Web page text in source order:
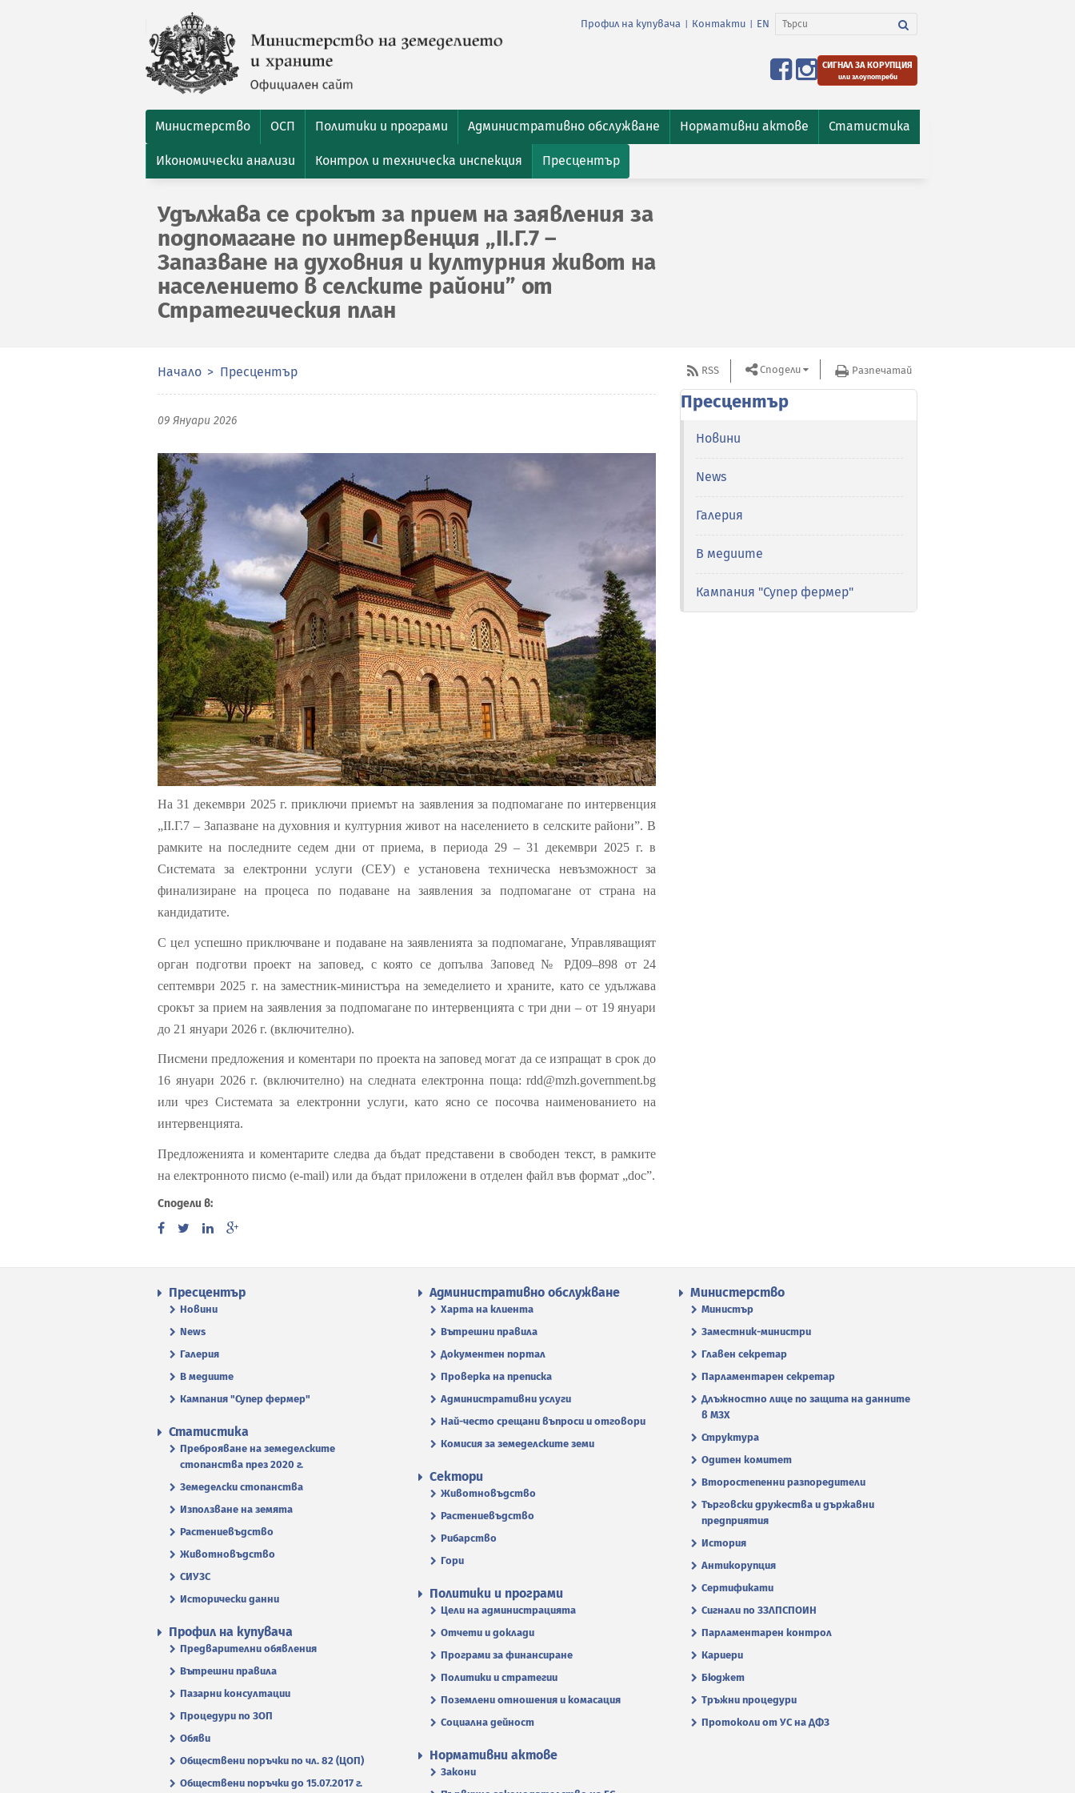
Профил на купувача Контакти EN
СИГНАЛ ЗА КОРУПЦИЯ
или злоупотреби
Министерство ОСП Политики и програми Административно обслужване Нормативни актове Статистика
Икономически анализи Контрол и техническа инспекция Пресцентър
Удължава се срокът за прием на заявления за
подпомагане по интервенция „II.Г.7 –
Запазване на духовния и културния живот на
населението в селските райони” от
Стратегическия план
Начало Пресцентър
09 Януари 2026
На 31 декември 2025 г. приключи приемът на заявления за подпомагане по интервенция
„II.Г.7 – Запазване на духовния и културния живот на населението в селските райони”. В
рамките на последните седем дни от приема, в периода 29 – 31 декември 2025 г. в
Системата за електронни услуги (СЕУ) е установена техническа невъзможност за
финализиране на процеса по подаване на заявления за подпомагане от страна на
кандидатите.
С цел успешно приключване и подаване на заявленията за подпомагане, Управляващият
орган подготви проект на заповед, с която се допълва Заповед № РД09–898 от 24
септември 2025 г. на заместник-министъра на земеделието и храните, като се удължава
срокът за прием на заявления за подпомагане по интервенцията с три дни – от 19 януари
до 21 януари 2026 г. (включително).
Писмени предложения и коментари по проекта на заповед могат да се изпращат в срок до
16 януари 2026 г. (включително) на следната електронна поща: rdd@mzh.government.bg
или чрез Системата за електронни услуги, като ясно се посочва наименованието на
интервенцията.
Предложенията и коментарите следва да бъдат представени в свободен текст, в рамките
на електронното писмо (e-mail) или да бъдат приложени в отделен файл във формат „doc”.
Сподели в:
RSS Сподели Разпечатай
Пресцентър
Новини
News
Галерия
В медиите
Кампания "Супер фермер"
Пресцентър
Новини
News
Галерия
В медиите
Кампания "Супер фермер"
Административно обслужване
Харта на клиента
Вътрешни правила
Документен портал
Проверка на преписка
Административни услуги
Най-често срещани въпроси и отговори
Комисия за земеделските земи
Министерство
Министър
Заместник-министри
Главен секретар
Парламентарен секретар
Длъжностно лице по защита на данните
в МЗХ
Структура
Одитен комитет
Второстепенни разпоредители
Търговски дружества и държавни
предприятия
История
Антикорупция
Сертификати
Сигнали по ЗЗЛПСПОИН
Парламентарен контрол
Кариери
Бюджет
Тръжни процедури
Протоколи от УС на ДФЗ
Статистика
Преброяване на земеделските
стопанства през 2020 г.
Земеделски стопанства
Използване на земята
Растениевъдство
Животновъдство
СИУЗС
Исторически данни
Сектори
Животновъдство
Растениевъдство
Рибарство
Гори
Политики и програми
Цели на администрацията
Отчети и доклади
Програми за финансиране
Политики и стратегии
Поземлени отношения и комасация
Социална дейност
Профил на купувача
Предварителни обявления
Вътрешни правила
Пазарни консултации
Процедури по ЗОП
Обяви
Обществени поръчки по чл. 82 (ЦОП)
Обществени поръчки до 15.07.2017 г.
Нормативни актове
Закони